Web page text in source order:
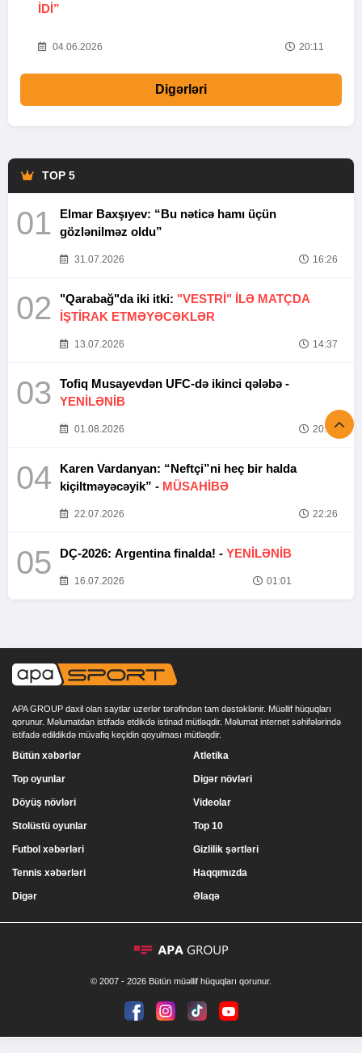
IDI”
04.06.2026 20:11
Digərləri
TOP 5
01
Elmar Baxşıyev: “Bu nəticə hamı üçün
gözlənilməz oldu”
31.07.2026 16:26
02 "Qarabağ"da iki itki: "VESTRİ" İLƏ MATÇDA
İŞTİRAK ETMƏYƏCƏKLƏR
13.07.2026 14:37
03
Tofiq Musayevdən UFC-də ikinci qələbə -
YENİLƏNİB
01.08.2026 20:52
04
Karen Vardanyan: “Neftçi”ni heç bir halda
kiçiltməyəcəyik” - MÜSAHİBƏ
22.07.2026 22:26
05 DÇ-2026: Argentina finalda! - YENİLƏNİB
16.07.2026 01:01
APA GROUP daxil olan saytlar uzerlər tərəfindən tam dəstəklənir. Müəllif hüquqları
qorunur. Məlumatdan istifadə etdikdə istinad mütləqdir. Məlumat internet səhifələrində
istifadə edildikdə müvafiq keçidin qoyulması mütləqdir.
Bütün xəbərlər
Top oyunlar
Döyüş növləri
Stolüstü oyunlar
Atletika
Digər növləri
Videolar
Top 10
Futbol xəbərləri
Tennis xəbərləri
Digər
Gizlilik şərtləri
Haqqımızda
Əlaqə
© 2007 - 2026 Bütün müəllif hüquqları qorunur.